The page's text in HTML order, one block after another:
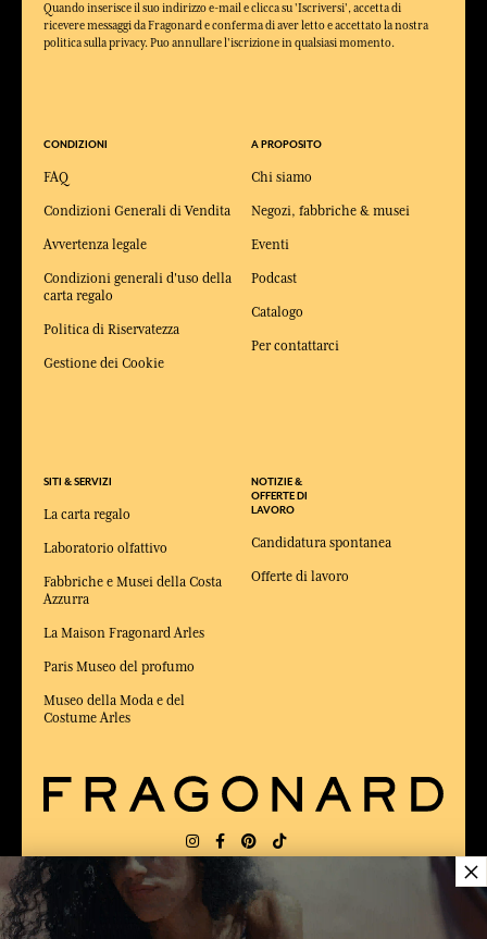
Quando inserisce il suo indirizzo e-mail e clicca su 'Iscriversi', accetta di
ricevere messaggi da Fragonard e conferma di aver letto e accettato la nostra
politica sulla privacy. Puo annullare l'iscrizione in qualsiasi momento.
CONDIZIONI
FAQ
Condizioni Generali di Vendita
Avvertenza legale
Condizioni generali d'uso della
carta regalo
Politica di Riservatezza
Gestione dei Cookie
SITI & SERVIZI
La carta regalo
Laboratorio olfattivo
Fabbriche e Musei della Costa
Azzurra
La Maison Fragonard Arles
Paris Museo del profumo
Museo della Moda e del
Costume Arles
A PROPOSITO
Chi siamo
Negozi, fabbriche & musei
Eventi
Podcast
Catalogo
Per contattarci
NOTIZIE &
OFFERTE DI
LAVORO
Candidatura spontanea
Offerte di lavoro
CONSEGNA: LINGUA:
×